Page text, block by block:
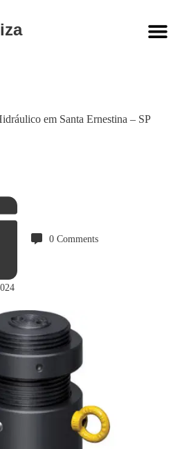
em Santa Ernestina – SP
0 Comments